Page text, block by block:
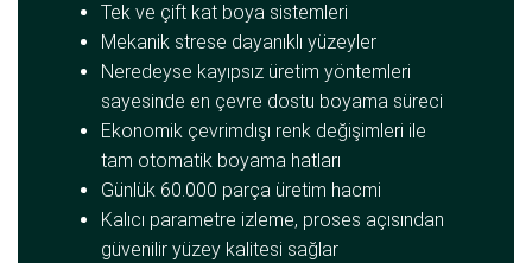
Tek ve çift kat boya sistemleri
Mekanik strese dayanıklı yüzeyler
Neredeyse kayıpsız üretim yöntemleri
sayesinde en çevre dostu boyama süreci
Ekonomik çevrimdışı renk değişimleri ile
tam otomatik boyama hatları
Günlük 60.000 parça üretim hacmi
Kalıcı parametre izleme, proses açısından
güvenilir yüzey kalitesi sağlar